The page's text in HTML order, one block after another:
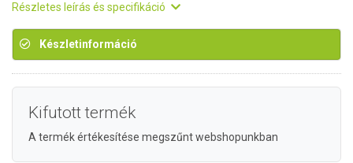
Részletes leírás és specifikáció
Készletinformáció
Kifutott termék
A termék értékesítése megszűnt webshopunkban